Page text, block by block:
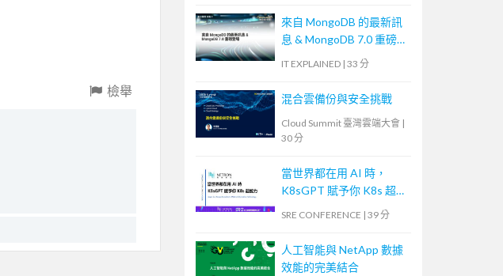
檢舉
來自 MongoDB 的最新訊
息 & MongoDB 7.0 重磅登
IT EXPLAINED | 33 分
混合雲備份與安全挑戰
Cloud Summit 臺灣雲端大會 |
30 分
當世界都在用 AI 時，
K8sGPT 賦予你 K8s 超能
SRE CONFERENCE | 39 分
人工智能與 NetApp 數據
效能的完美結合